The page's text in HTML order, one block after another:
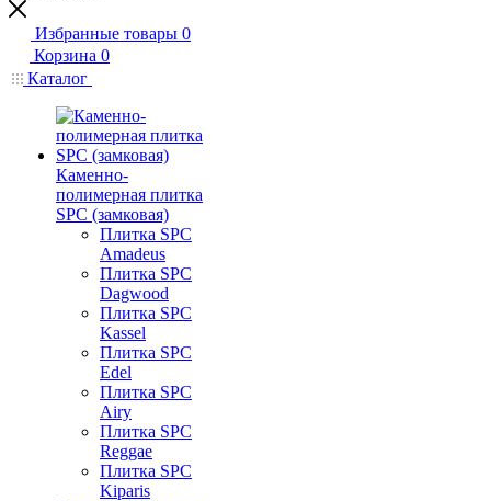
Избранные товары 0
Корзина 0
Каталог
Каменно-
полимерная плитка
SPC (замковая)
Плитка SPC
Amadeus
Плитка SPC
Dagwood
Плитка SPC
Kassel
Плитка SPC
Edel
Плитка SPC
Airy
Плитка SPC
Reggae
Плитка SPC
Kiparis